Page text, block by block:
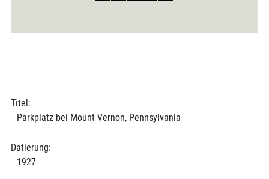
Titel:
Parkplatz bei Mount Vernon, Pennsylvania
Datierung:
1927